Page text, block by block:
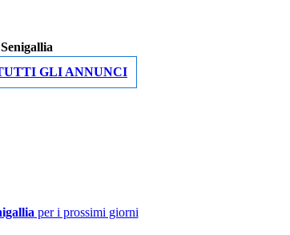
GLI ANNUNCI
per i prossimi giorni